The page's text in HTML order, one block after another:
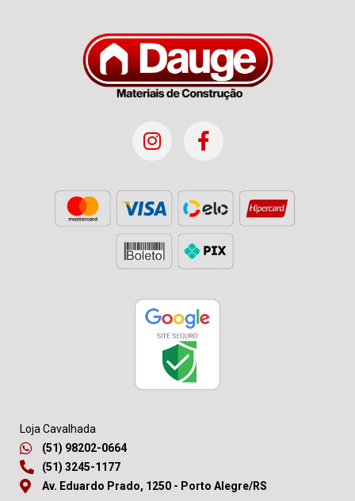
Loja Cavalhada
(51) 98202-0664
(51) 3245-1177
Av. Eduardo Prado, 1250 - Porto Alegre/RS